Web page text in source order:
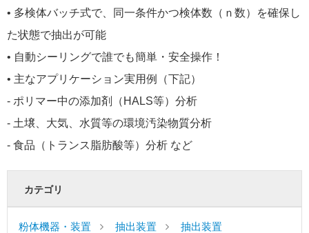
• 多検体バッチ式で、同一条件かつ検体数（ｎ数）を確保し
た状態で抽出が可能
• 自動シーリングで誰でも簡単・安全操作！
• 主なアプリケーション実用例（下記）
- ポリマー中の添加剤（HALS等）分析
- 土壌、大気、水質等の環境汚染物質分析
- 食品（トランス脂肪酸等）分析 など
カテゴリ
粉体機器・装置 抽出装置 抽出装置